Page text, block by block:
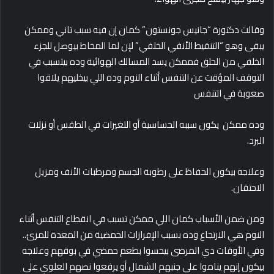
وقالت دكتورة “جانيس جونستون” كمان إن فيه سبب تاني وممكن
يبقى وهو “التنقيط الأنفي الخلفي” لإن لما المخاط بيوصل للجزء
الخلفي من الحلق فممكن يسد المسالك الهوائية وده بيتسبب في
التوقف المؤقت عن التنفس أثناء النوم وده اللي بيخليهم يلاقوا
صعوبة في التنفس
وده ممكن يكون سببه الحساسية أو التغيرات في الطقس أو نزلات
البرد.
وعلاجه بيكون الحفاظ على رطوبة الجسم ومرطبات الأنف ومزيل
الاحتقان.
ومن ضمن الأسباب كمان اللي ممكن تسبب في انقطاع التنفس أثناء
النوم هي الارتجاع وده بسبب الإفرازات الحمضية من المعدة للمرئ..
وفي الأوقات دي المرضى بيحسوا بطعم حمضي في بوقهم وعلاجه
بيكون إنهم يناموا على جنبهم الشمال أو يرفعوا نصهم العلوي على